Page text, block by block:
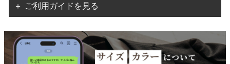
＋ ご利用ガイドを見る